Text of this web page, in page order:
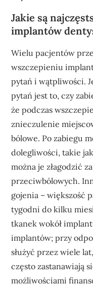
Jakie są
implantów
Wielu pacjentów
wszczepieniu
pytań i wątpliwości.
pytań jest to, czy
że podczas
znieczulenie
bólowe. Po zabiegu
dolegliwości, takie
można je złagodzić
przeciwbólowych.
gojenia – większość
tygodni do kilku
tkanek wokół
implantów; przy
służyć przez wiele
często zastanawiają
możliwościami